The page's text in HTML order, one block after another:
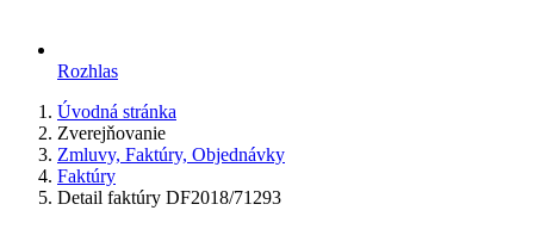
Rozhlas
Úvodná stránka
Zverejňovanie
Zmluvy, Faktúry, Objednávky
Faktúry
Detail faktúry DF2018/71293